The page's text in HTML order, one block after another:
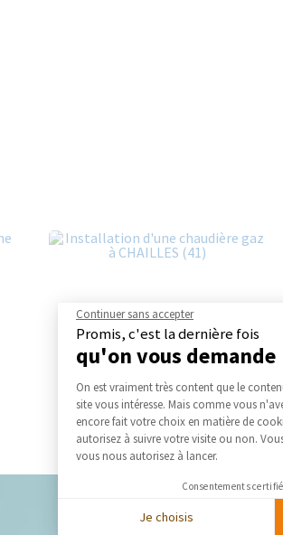
Continuer sans accepter
Promis, c'est la dernière fois
qu'on vous demande
Plateforme de
On est vraiment très content que le
site vous intéresse. Mais comme vous
encore fait votre choix en matière de
autorisez à suivre votre visite ou non.
vous nous autorisez à lancer.
Consentements
Je choisis
Axeptio